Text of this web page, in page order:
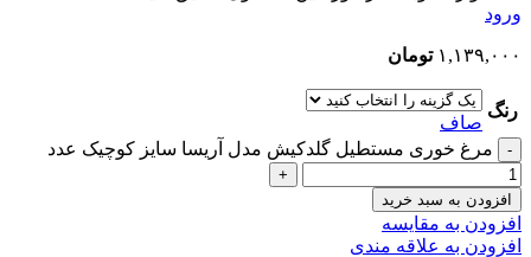
ورود
۱,۱۳۹,۰۰۰ تومان
رنگ
صاف
مرغ خوری مستطیل گلدکیش مدل آریسا سایز کوچیک عدد
افزودن به سبد خرید
افزودن به مقایسه
افزودن به علاقه مندی